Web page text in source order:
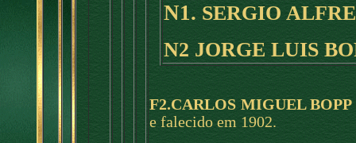
N1. SERGIO
N2 JORGE LUIS
F2.CARLOS MIGUEL BOPP
e falecido em 1902.